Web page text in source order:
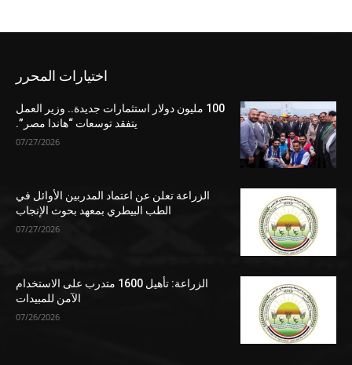
اختيارات المحرر
100 مليون دولار استثمارات جديدة.. وزير العمل
يتفقد توسعات “هاندا مصر”.
07/27/2026
الزراعة تعلن عن اعتماد المدربين الأوائل في
الطب البيطري بمعهد بحوث الإنجاب
07/27/2026
الزراعة: تأهيل 1600 متدرب على الاستخدام
الآمن للمبيدات
07/26/2026